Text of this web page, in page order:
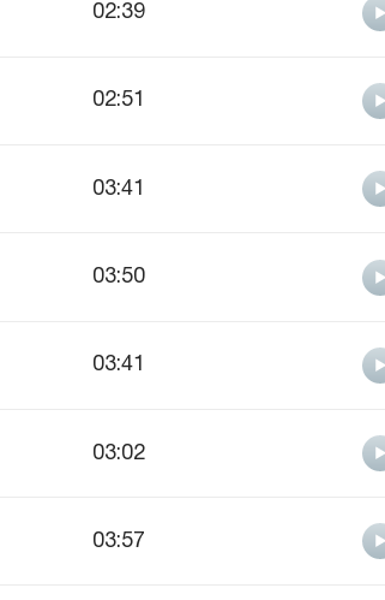
02:39
02:51
03:41
03:50
03:41
03:02
03:57